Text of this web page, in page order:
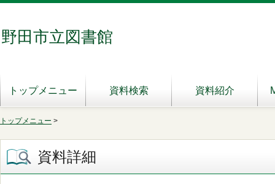
野田市立図書館
トップメニュー 資料検索 資料紹介
トップメニュー >
資料詳細